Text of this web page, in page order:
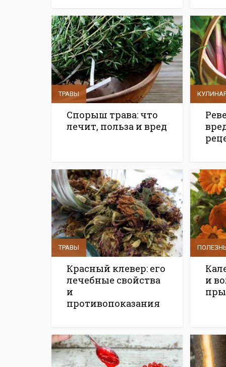
ТРАВЫ
Спорыш трава: что
лечит, польза и вред
ТРАВЫ
Красный клевер: его
лечебные свойства
и
противопоказания
и